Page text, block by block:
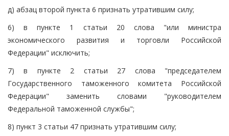
д) абзац второй пункта 6 признать утратившим силу;
6) в пункте 1 статьи 20 слова "или министра
экономического развития и торговли Российской
Федерации" исключить;
7) в пункте 2 статьи 27 слова "председателем
Государственного таможенного комитета Российской
Федерации" заменить словами "руководителем
Федеральной таможенной службы";
8) пункт 3 статьи 47 признать утратившим силу;